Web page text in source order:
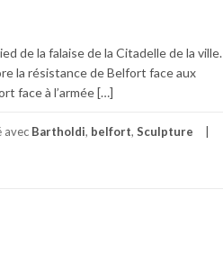
de la falaise de la Citadelle de la ville.
la résistance de Belfort face aux
face à l’armée […]
avec Bartholdi, belfort, Sculpture